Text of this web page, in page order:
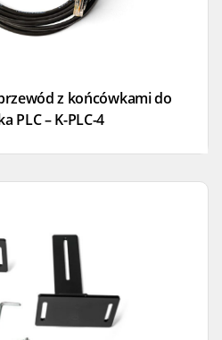
z końcówkami do
PLC – K-PLC-4